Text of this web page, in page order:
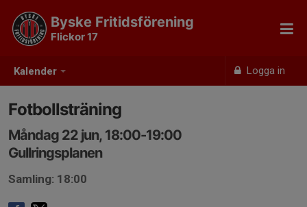
Kalender Logga in
Byske Fritidsförening
Flickor 17
Fotbollsträning
Måndag 22 jun, 18:00-19:00
Gullringsplanen
Samling: 18:00